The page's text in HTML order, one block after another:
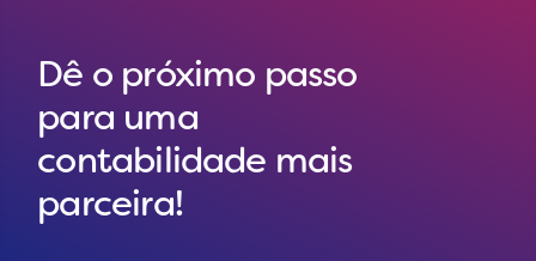
Dê o próximo passo
para uma
contabilidade mais
parceira!